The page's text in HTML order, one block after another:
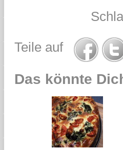
Teile auf
Das könnte